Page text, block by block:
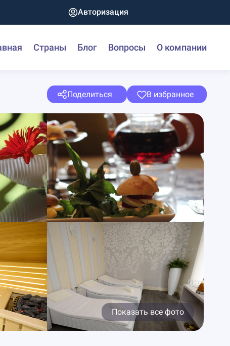
Авторизация
Страны Блог Вопросы О компании
Поделиться В избранное
Показать все фото